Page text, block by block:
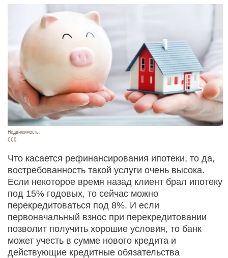
Недвижимость.
СС0
Что касается рефинансирования ипотеки, то да,
востребованность такой услуги очень высока.
Если некоторое время назад клиент брал ипотеку
под 15% годовых, то сейчас можно
перекредитоваться под 8%. И если
первоначальный взнос при перекредитовании
позволит получить хорошие условия, то банк
может учесть в сумме нового кредита и
действующие кредитные обязательства